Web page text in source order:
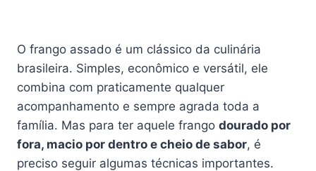
O frango assado é um clássico da culinária
brasileira. Simples, econômico e versátil, ele
combina com praticamente qualquer
acompanhamento e sempre agrada toda a
família. Mas para ter aquele frango dourado por
fora, macio por dentro e cheio de sabor, é
preciso seguir algumas técnicas importantes.